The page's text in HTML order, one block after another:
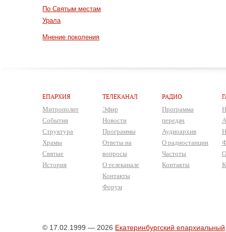
По Святым местам
Урала
Мнение поколения
ЕПАРХИЯ
Митрополит
События
Структура
Храмы
Святые
История
ТЕЛЕКАНАЛ
Эфир
Новости
Программы
Ответы на
вопросы
О телеканале
Контакты
Форум
РАДИО
Программа
передач
Аудиоархив
О радиостанции
Частоты
Контакты
© 17.02.1999 — 2026 Екатеринбургский епархиальный